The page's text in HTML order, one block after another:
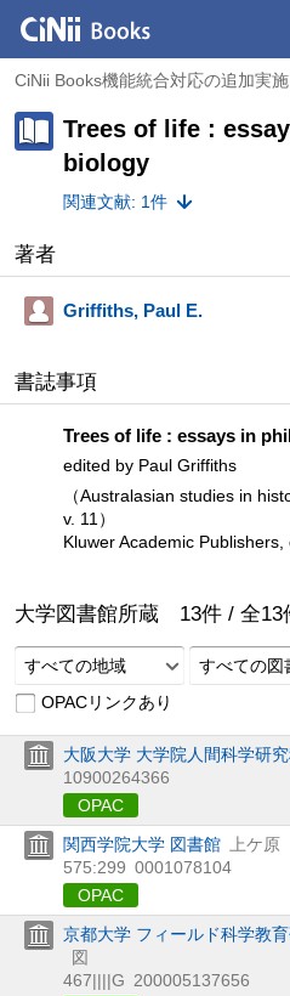
CiNii Books機能統合対応の追加実
Trees of life :
biology
関連文献: 1件
著者
Griffiths, Paul E.
書誌事項
Trees of life : essays in
edited by Paul Griffiths
（Australasian studies in
v. 11）
Kluwer Academic Publishers,
大学図書館所蔵 13件 / 全13
すべての地域
すべての図
OPACリンクあり
大阪大学 大学院人間科学研
10900264366
OPAC
関西学院大学 図書館
上ケ原
575:299 0001078104
OPAC
京都大学 フィールド科学教
図
467||||G 200005137656